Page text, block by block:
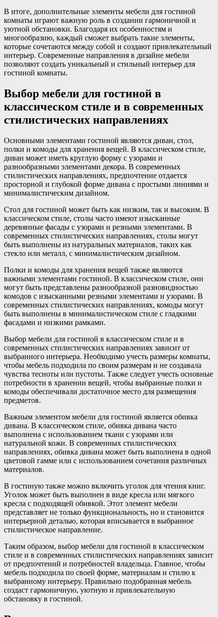
В итоге, дополнительные элементы мебели для гостиной
комнаты играют важную роль в создании гармоничной и
уютной обстановки. Благодаря их особенностям и
многообразию, каждый сможет выбрать такие элементы,
которые сочетаются между собой и создают привлекательный
интерьер. Современные направления в дизайне мебели
позволяют создать уникальный и стильный интерьер для
гостиной комнаты.
Выбор мебели для гостиной в
классическом стиле и в современных
стилистических направлениях
Основными элементами гостиной являются диван, стол,
полки и комоды для хранения вещей. В классическом стиле,
диван может иметь круглую форму с узорами и
разнообразными элементами декора. В современных
стилистических направлениях, предпочтение отдается
просторной и глубокой форме дивана с простыми линиями и
минималистическим дизайном.
Стол для гостиной может быть как низким, так и высоким. В
классическом стиле, столы часто имеют изысканные
деревянные фасады с узорами и резными элементами. В
современных стилистических направлениях, столы могут
быть выполнены из натуральных материалов, таких как
стекло или металл, с минималистическим дизайном.
Полки и комоды для хранения вещей также являются
важными элементами гостиной. В классическом стиле, они
могут быть представлены разнообразной разновидностью
комодов с изысканными резными элементами и узорами. В
современных стилистических направлениях, комоды могут
быть выполнены в минималистическом стиле с гладкими
фасадами и низкими рамками.
Выбор мебели для гостиной в классическом стиле и в
современных стилистических направлениях зависит от
выбранного интерьера. Необходимо учесть размеры комнаты,
чтобы мебель подходила по своим размерам и не создавала
чувства тесноты или пустоты. Также следует учесть основные
потребности в хранении вещей, чтобы выбранные полки и
комоды обеспечивали достаточное место для размещения
предметов.
Важным элементом мебели для гостиной является обивка
дивана. В классическом стиле, обивка дивана часто
выполнена с использованием ткани с узорами или
натуральной кожи. В современных стилистических
направлениях, обивка дивана может быть выполнена в одной
цветовой гамме или с использованием сочетания различных
материалов.
В гостиную также можно включить уголок для чтения книг.
Уголок может быть выполнен в виде кресла или мягкого
кресла с подходящей обивкой. Этот элемент мебели
представляет не только функциональность, но и становится
интерьерной деталью, которая вписывается в выбранное
стилистическое направление.
Таким образом, выбор мебели для гостиной в классическом
стиле и в современных стилистических направлениях зависит
от предпочтений и потребностей владельца. Главное, чтобы
мебель подходила по своей форме, материалам и стилю к
выбранному интерьеру. Правильно подобранная мебель
создаст гармоничную, уютную и привлекательную
обстановку в гостиной.